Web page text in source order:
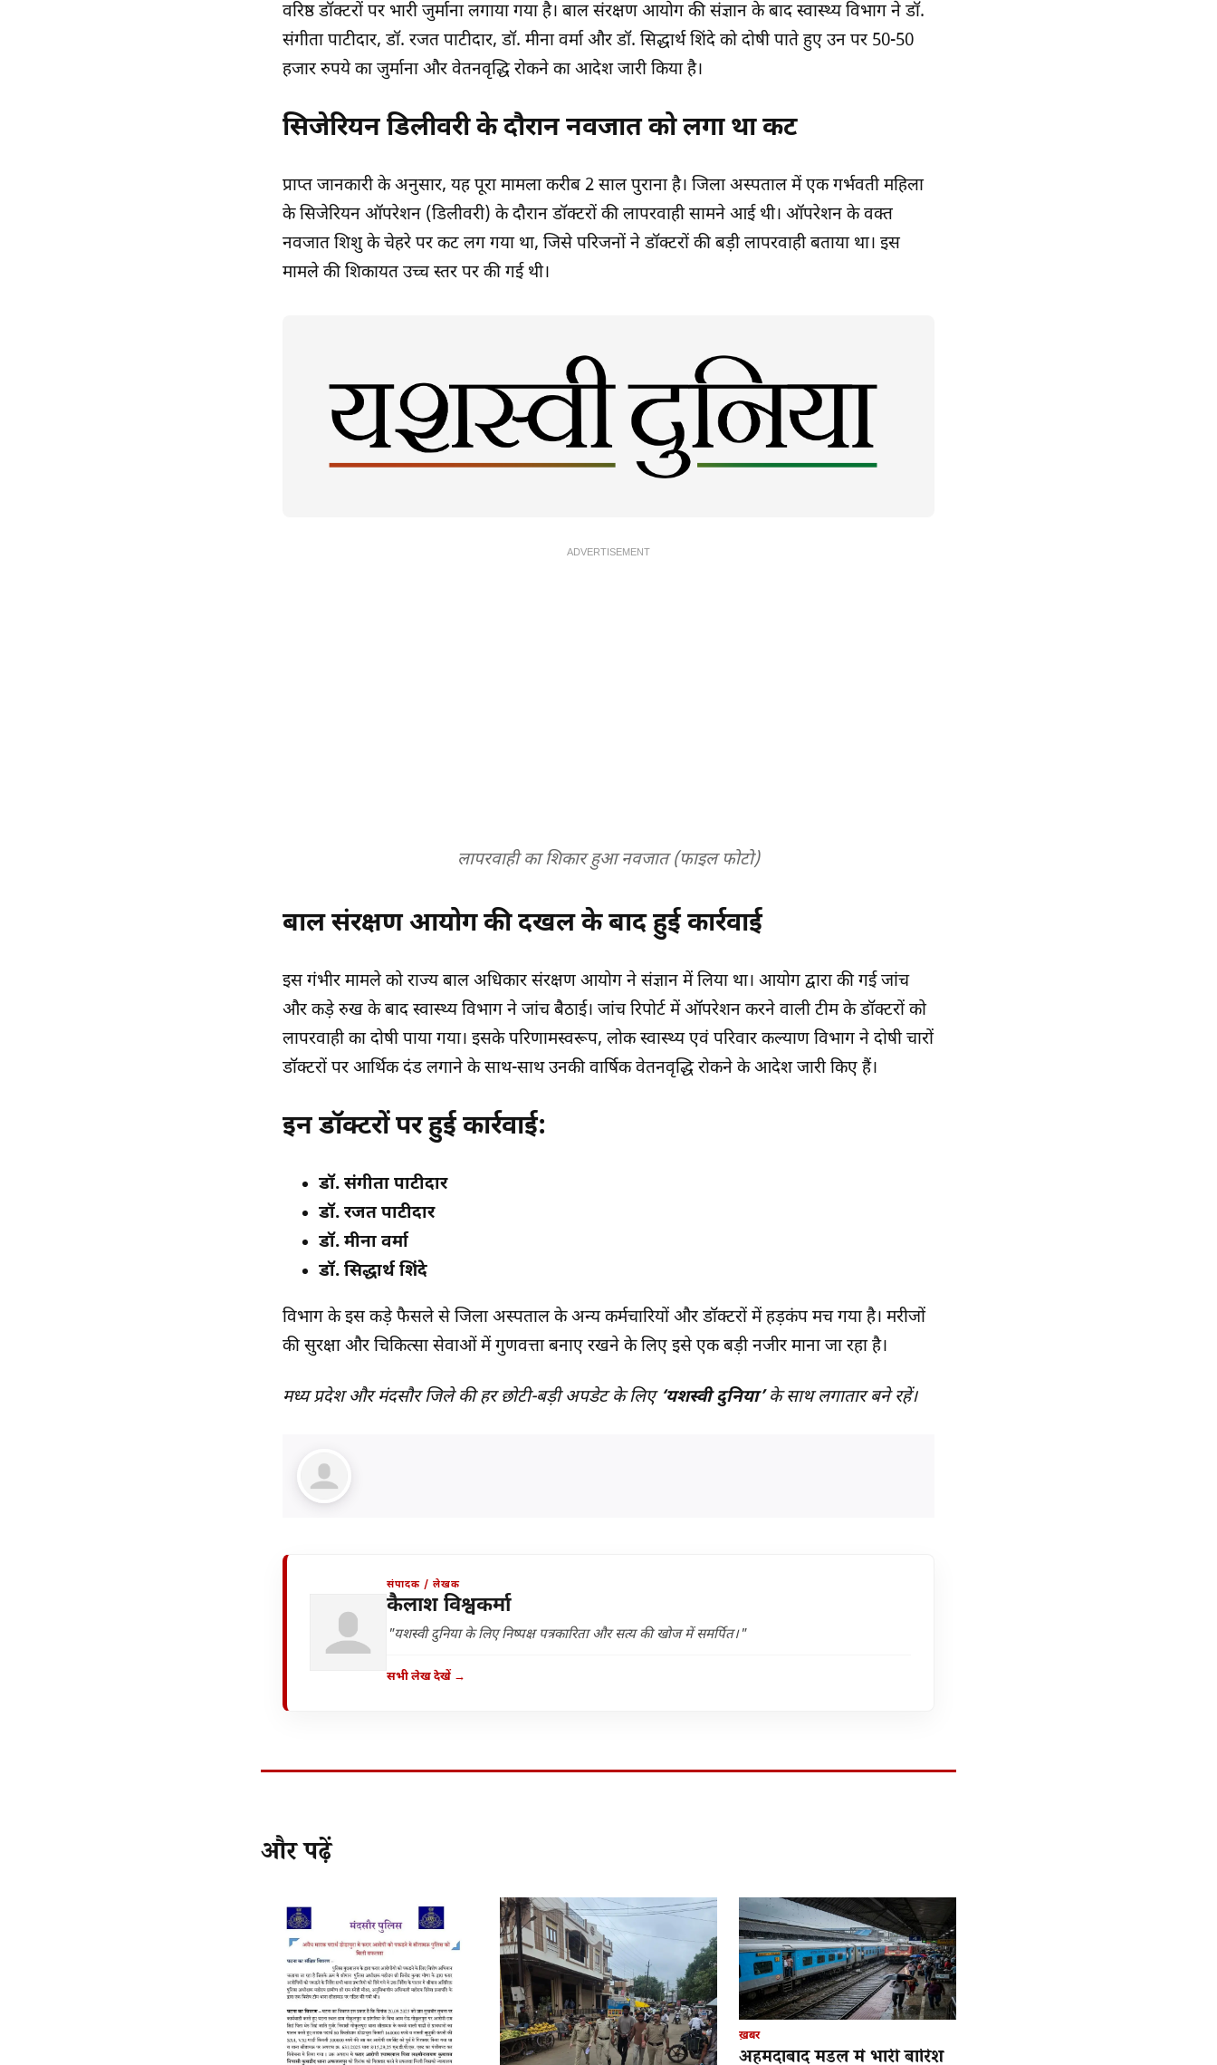
वरिष्ठ डॉक्टरों पर भारी जुर्माना लगाया गया है। बाल संरक्षण आयोग की संज्ञान के बाद स्वास्थ्य विभाग ने डॉ.
संगीता पाटीदार, डॉ. रजत पाटीदार, डॉ. मीना वर्मा और डॉ. सिद्धार्थ शिंदे को दोषी पाते हुए उन पर 50-50
हजार रुपये का जुर्माना और वेतनवृद्धि रोकने का आदेश जारी किया है।
सिजेरियन डिलीवरी के दौरान नवजात को लगा था कट
प्राप्त जानकारी के अनुसार, यह पूरा मामला करीब 2 साल पुराना है। जिला अस्पताल में एक गर्भवती महिला
के सिजेरियन ऑपरेशन (डिलीवरी) के दौरान डॉक्टरों की लापरवाही सामने आई थी। ऑपरेशन के वक्त
नवजात शिशु के चेहरे पर कट लग गया था, जिसे परिजनों ने डॉक्टरों की बड़ी लापरवाही बताया था। इस
मामले की शिकायत उच्च स्तर पर की गई थी।
ADVERTISEMENT
लापरवाही का शिकार हुआ नवजात (फाइल फोटो)
बाल संरक्षण आयोग की दखल के बाद हुई कार्रवाई
इस गंभीर मामले को राज्य बाल अधिकार संरक्षण आयोग ने संज्ञान में लिया था। आयोग द्वारा की गई जांच
और कड़े रुख के बाद स्वास्थ्य विभाग ने जांच बैठाई। जांच रिपोर्ट में ऑपरेशन करने वाली टीम के डॉक्टरों को
लापरवाही का दोषी पाया गया। इसके परिणामस्वरूप, लोक स्वास्थ्य एवं परिवार कल्याण विभाग ने दोषी चारों
डॉक्टरों पर आर्थिक दंड लगाने के साथ-साथ उनकी वार्षिक वेतनवृद्धि रोकने के आदेश जारी किए हैं।
इन डॉक्टरों पर हुई कार्रवाई:
डॉ. संगीता पाटीदार
डॉ. रजत पाटीदार
डॉ. मीना वर्मा
डॉ. सिद्धार्थ शिंदे
विभाग के इस कड़े फैसले से जिला अस्पताल के अन्य कर्मचारियों और डॉक्टरों में हड़कंप मच गया है। मरीजों
की सुरक्षा और चिकित्सा सेवाओं में गुणवत्ता बनाए रखने के लिए इसे एक बड़ी नजीर माना जा रहा है।
मध्य प्रदेश और मंदसौर जिले की हर छोटी-बड़ी अपडेट के लिए ‘यशस्वी दुनिया’के साथ लगातार बने रहें।
संपादक / लेखक
कैलाश विश्वकर्मा
"यशस्वी दुनिया के लिए निष्पक्ष पत्रकारिता और सत्य की खोज में समर्पित।"
सभी लेख देखें →
और पढ़ें
ख़बर